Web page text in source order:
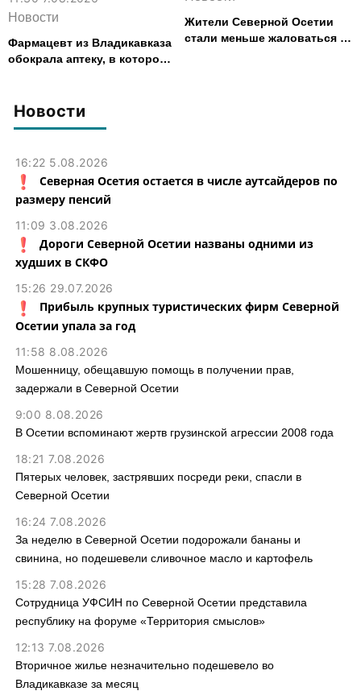
Новости
16:22 5.08.2026
Северная Осетия остается в числе аутсайдеров по
размеру пенсий
11:09 3.08.2026
Дороги Северной Осетии названы одними из
худших в СКФО
15:26 29.07.2026
Прибыль крупных туристических фирм Северной
Осетии упала за год
11:58 8.08.2026
Мошенницу, обещавшую помощь в получении прав,
задержали в Северной Осетии
9:00 8.08.2026
В Осетии вспоминают жертв грузинской агрессии 2008 года
18:21 7.08.2026
Пятерых человек, застрявших посреди реки, спасли в
Северной Осетии
16:24 7.08.2026
За неделю в Северной Осетии подорожали бананы и
свинина, но подешевели сливочное масло и картофель
15:28 7.08.2026
Сотрудница УФСИН по Северной Осетии представила
республику на форуме «Территория смыслов»
12:13 7.08.2026
Вторичное жилье незначительно подешевело во
Владикавказе за месяц
Новости
Фармацевт из Владикавказа
обокрала аптеку, в которой
Жители Северной Осетии
стали меньше жаловаться на